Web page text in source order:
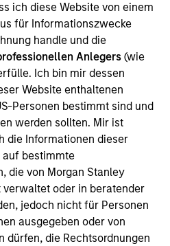
ich diese Website von einem
für Informationszwecke
handle und die
Anlegers(wie
Ich bin mir dessen
Website enthaltenen
Personen bestimmt sind und
werden sollten. Mir ist
die Informationen dieser
bestimmte
die von Morgan Stanley
verwaltet oder in beratender
jedoch nicht für Personen
ausgegeben oder von
dürfen, die Rechtsordnungen
Finck
CFA